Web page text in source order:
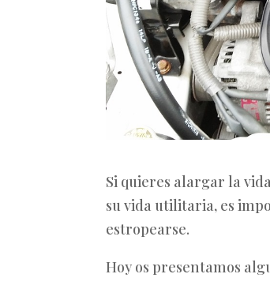
Si quieres alargar la
su vida utilitaria, es
estropearse.
Hoy os presentamos